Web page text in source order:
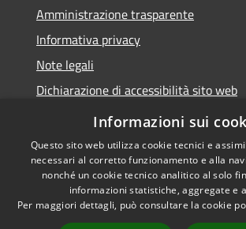
Amministrazione trasparente
Informativa privacy
Note legali
Dichiarazione di accessibilità sito web
WhistleblowingPA
Accessibilità
Copyright
Informazioni sui
Questo sito web utilizza cookie tecnici e
necessari al corretto funzionamento e alla
nonché un cookie tecnico analitico al solo
informazioni statistiche, aggregate e
Per maggiori dettagli, può consultare la cookie